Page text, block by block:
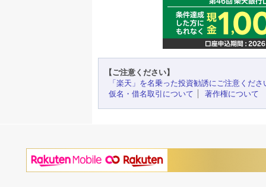
【ご注意ください】
「楽天」を名乗った投資勧誘にご注意くださ
仮名・借名取引について
著作権について